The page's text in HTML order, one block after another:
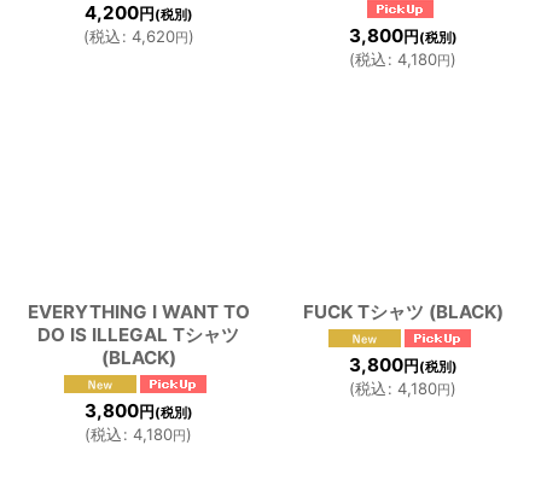
4,200円 (税別)
(税込: 4,620円) 3,800円 (税別)
(税込: 4,180円)
EVERYTHING I WANT TO
DO IS ILLEGAL Tシャツ
(BLACK)
3,800円 (税別)
(税込: 4,180円)
FUCK Tシャツ (BLACK)
3,800円 (税別)
(税込: 4,180円)